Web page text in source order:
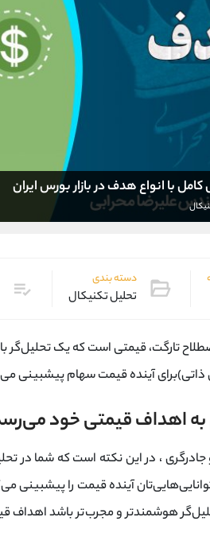
کامل با انواع هدف در بازار بورس ایران
دسته بندی
تحلیل تکنیکال
تارگت، قیمتی است که یک تحلیل‌گر
ذاتی)برای آینده قیمت سهام پیشبینی
به اهداف قیمتی خود
، در این نکته است که شما در
توانایی‌هایی‌تان آینده قیمت را
هوشمندتر و مجرب‌تر باشد